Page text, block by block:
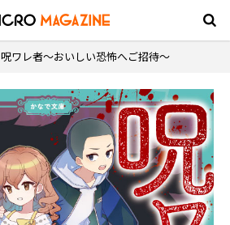
呪ワレ者～おいしい恐怖へご招待～